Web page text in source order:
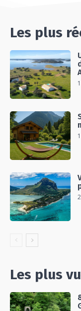
Les plus
Les plus